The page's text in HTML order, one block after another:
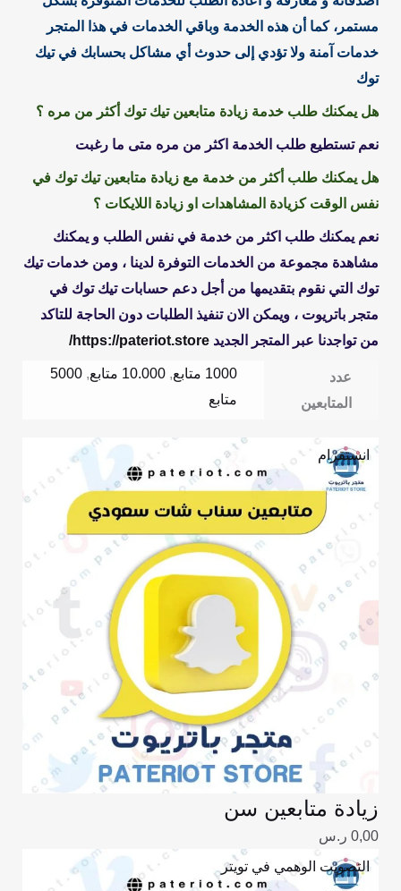
مستمر، كما أن هذه الخدمة وباقي الخدمات في هذا المتجر
خدمات آمنة ولا تؤدي إلى حدوث أي مشاكل بحسابك في تيك
توك
هل يمكنك طلب خدمة زيادة متابعين تيك توك أكثر من مره ؟
نعم تستطيع طلب الخدمة اكثر من مره متى ما رغبت
هل يمكنك طلب أكثر من خدمة مع زيادة متابعين تيك توك في
نفس الوقت كزيادة المشاهدات او زيادة اللايكات ؟
نعم يمكنك طلب اكثر من خدمة في نفس الطلب و يمكنك
مشاهدة مجموعة من الخدمات التوفرة لدينا ، ومن خدمات تيك
توك التي نقوم بتقديمها من أجل دعم حسابات تيك توك في
متجر باتريوت ، ويمكن الان تنفيذ الطلبات دون الحاجة للتاكد
من تواجدنا عبر المتجر الجديد https://pateriot.store/
عدد
المتابعين
1000 متابع , 10.000 متابع ,
5000
متابع
انستقرام
زيادة متابعين سن
0,00 ر.س
التصويت الوهمي في تويتر